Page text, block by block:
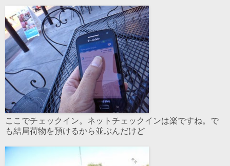
ここでチェックイン。ネットチェックインは楽ですね。で
も結局荷物を預けるから並ぶんだけど